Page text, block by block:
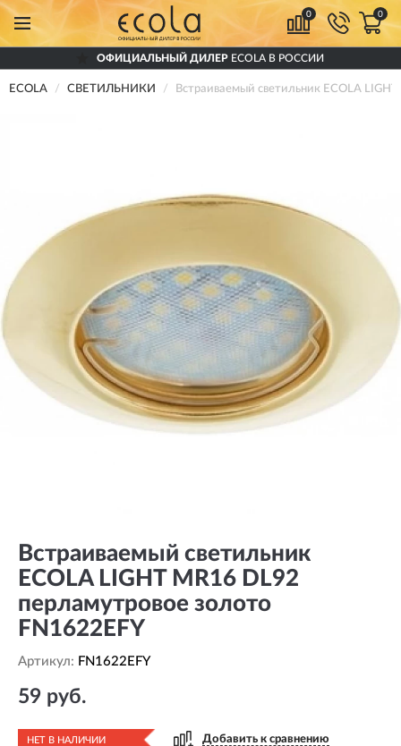
0 0
ОФИЦИАЛЬНЫЙ ДИЛЕРECOLA В РОССИИ
ECOLA СВЕТИЛЬНИКИ Встраиваемый светильник ECOLA
Встраиваемый светильник
ECOLA LIGHT MR16 DL92
перламутровое золото
FN1622EFY
Артикул: FN1622EFY
59 руб.
НЕТ В НАЛИЧИИ Добавить к сравнению